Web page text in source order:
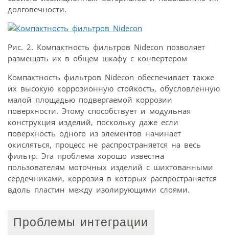
долговечности.
Рис. 2. Компактность фильтров Nidecon позволяет
размещать их в общем шкафу с конвертером
Компактность фильтров Nidecon обеспечивает также
их высокую коррозионную стойкость, обусловленную
малой площадью подвергаемой коррозии
поверхности. Этому способствует и модульная
конструкция изделий, поскольку даже если
поверхность одного из элементов начинает
окисляться, процесс не распространяется на весь
фильтр. Эта проблема хорошо известна
пользователям моточных изделий с шихтованными
сердечниками, коррозия в которых распространяется
вдоль пластин между изолирующими слоями.
Проблемы интеграции